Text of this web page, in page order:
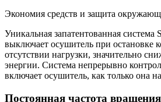
Экономия средств и защита
Уникальная запатентованная система
выключает осушитель при остановке
отсутствии нагрузки, значительно
энергии. Система непрерывно
включает осушитель, как только она
Постоянная частота